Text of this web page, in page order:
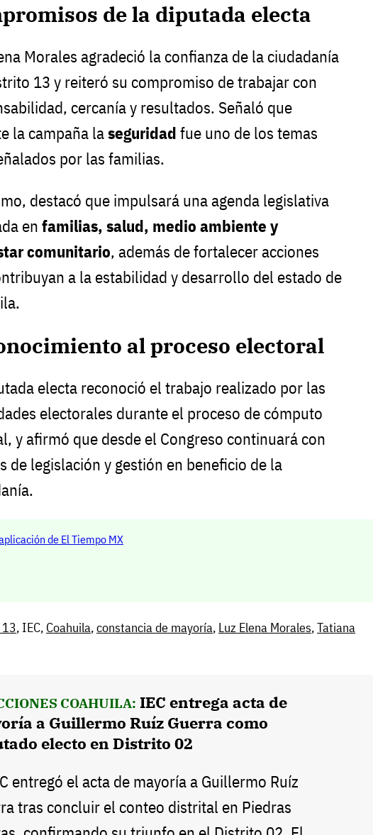
de la diputada electa
Morales agradeció la confianza de la ciudadanía
13 y reiteró su compromiso de trabajar con
cercanía y resultados. Señaló que
la campaña laseguridad fue uno de los temas
por las familias.
destacó que impulsará una agenda legislativa
en familias, salud, medio ambiente y
comunitario, además de fortalecer acciones
a la estabilidad y desarrollo del estado de
al proceso electoral
electa reconoció el trabajo realizado por las
electorales durante el proceso de cómputo
y afirmó que desde el Congreso continuará con
de legislación y gestión en beneficio de la
de El Tiempo MX
, IEC, Coahuila,constancia de mayoría, Luz Elena Morales,Tatiana
COAHUILA: IEC entrega acta de
a Guillermo Ruíz Guerra como
electo en Distrito 02
entregó el acta de mayoría a Guillermo Ruíz
tras concluir el conteo distrital en Piedras